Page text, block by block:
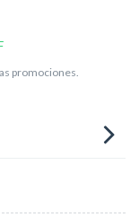
promociones.